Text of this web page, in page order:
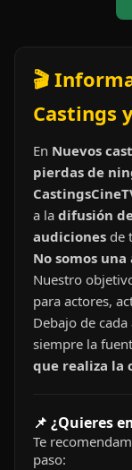
🎬
Castings
En Nuevos
pierdas de
a la difusión
audiciones de
No somos
Nuestro
para actores,
Debajo de
siempre la
que realiza la
📌 ¿Quieres
Te
paso: